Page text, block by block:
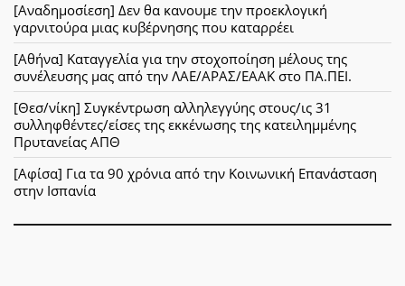
[Αναδημοσίεση] Δεν θα κανουμε την προεκλογική
γαρνιτούρα μιας κυβέρνησης που καταρρέει
[Αθήνα] Καταγγελία για την στοχοποίηση μέλους της
συνέλευσης μας από την ΛΑΕ/ΑΡΑΣ/ΕΑΑΚ στο ΠΑ.ΠΕΙ.
[Θεσ/νίκη] Συγκέντρωση αλληλεγγύης στους/ις 31
συλληφθέντες/είσες της εκκένωσης της κατειλημμένης
Πρυτανείας ΑΠΘ
[Αφίσα] Για τα 90 χρόνια από την Κοινωνική Επανάσταση
στην Ισπανία